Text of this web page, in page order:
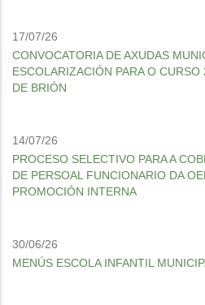
17/07/26
CONVOCATORIA DE AXUDAS
ESCOLARIZACIÓN PARA O
DE BRIÓN
14/07/26
PROCESO SELECTIVO PARA A
DE PERSOAL FUNCIONARIO DA
PROMOCIÓN INTERNA
30/06/26
MENÚS ESCOLA INFANTIL